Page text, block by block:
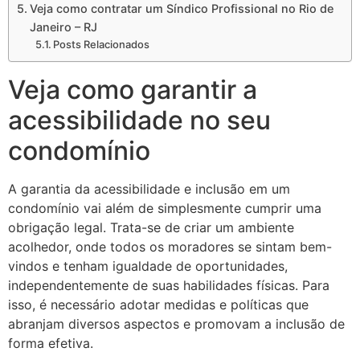
Veja como contratar um Síndico Profissional no Rio de
Janeiro – RJ
Posts Relacionados
Veja como garantir a
acessibilidade no seu
condomínio
A garantia da acessibilidade e inclusão em um
condomínio vai além de simplesmente cumprir uma
obrigação legal. Trata-se de criar um ambiente
acolhedor, onde todos os moradores se sintam bem-
vindos e tenham igualdade de oportunidades,
independentemente de suas habilidades físicas. Para
isso, é necessário adotar medidas e políticas que
abranjam diversos aspectos e promovam a inclusão de
forma efetiva.